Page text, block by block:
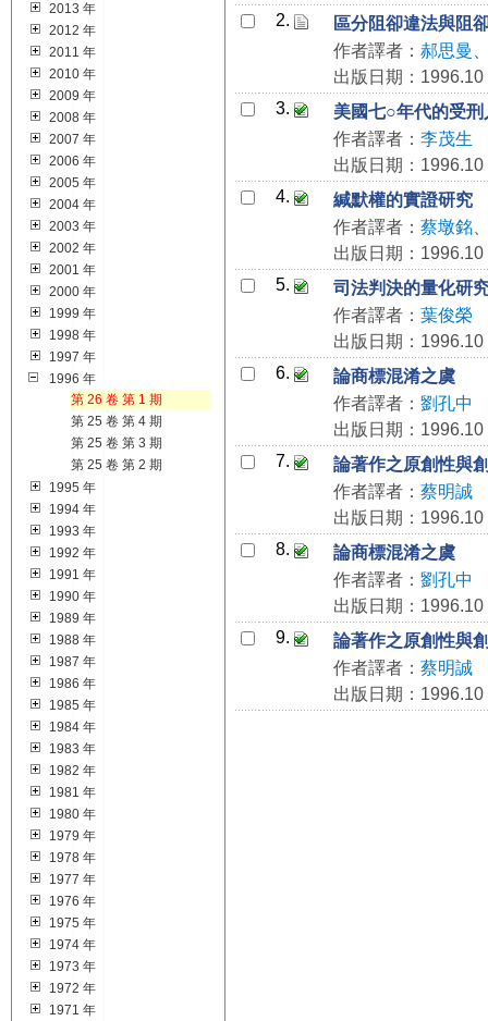
2013 年
2012 年
2011 年
2010 年
2009 年
2008 年
2007 年
2006 年
2005 年
2004 年
2003 年
2002 年
2001 年
2000 年
1999 年
1998 年
1997 年
1996 年
第 26 卷 第 1 期
第 25 卷 第 4 期
第 25 卷 第 3 期
第 25 卷 第 2 期
1995 年
1994 年
1993 年
1992 年
1991 年
1990 年
1989 年
1988 年
1987 年
1986 年
1985 年
1984 年
1983 年
1982 年
1981 年
1980 年
1979 年
1978 年
1977 年
1976 年
1975 年
1974 年
1973 年
1972 年
1971 年
2.
區分阻卻違法與阻
作者譯者： 郝思曼
出版日期：1996.10
3.
美國七○年代的受
作者譯者： 李茂生
出版日期：1996.10
4.
緘默權的實證研究
作者譯者： 蔡墩銘
出版日期：1996.10
5.
司法判決的量化研
作者譯者： 葉俊榮
出版日期：1996.10
6.
論商標混淆之虞
作者譯者： 劉孔中
出版日期：1996.10
7.
論著作之原創性與
作者譯者： 蔡明誠
出版日期：1996.10
8.
論商標混淆之虞
作者譯者： 劉孔中
出版日期：1996.10
9.
論著作之原創性與
作者譯者： 蔡明誠
出版日期：1996.10